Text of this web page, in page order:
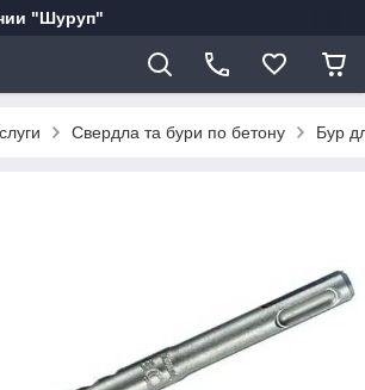
"Шуруп"
Свердла та бури по бетону Бур